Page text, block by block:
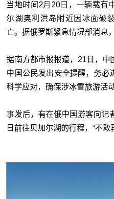
当地时间2月20日，一辆载有
尔湖奥利洪岛附近因冰面破
亡。据俄罗斯紧急情况部消息
据南方都市报报道，21日，中
中国公民发出安全提醒，务必
科学应对，确保涉冰雪旅游活
事发后，有在俄中国游客向记
日前往贝加尔湖的行程，“不敢